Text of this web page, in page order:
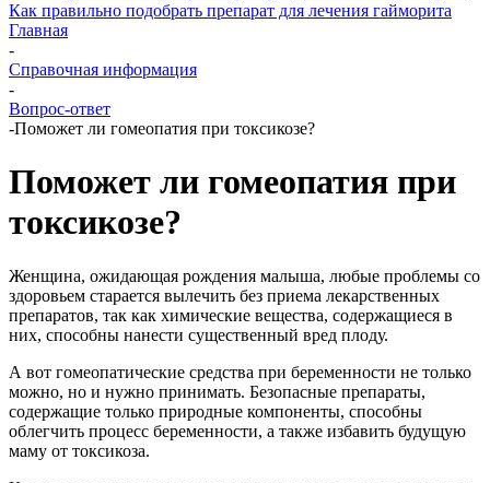
Как правильно подобрать препарат для лечения гайморита
Главная
-
Справочная информация
-
Вопрос-ответ
-Поможет ли гомеопатия при токсикозе?
Поможет ли гомеопатия при
токсикозе?
Женщина, ожидающая рождения малыша, любые проблемы со
здоровьем старается вылечить без приема лекарственных
препаратов, так как химические вещества, содержащиеся в
них, способны нанести существенный вред плоду.
А вот гомеопатические средства при беременности не только
можно, но и нужно принимать. Безопасные препараты,
содержащие только природные компоненты, способны
облегчить процесс беременности, а также избавить будущую
маму от токсикоза.